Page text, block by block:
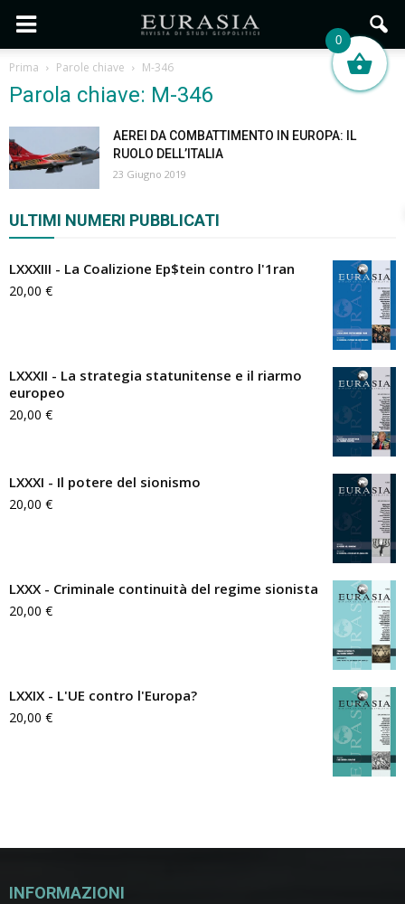
Prima Parole chiave M-346
Parola chiave: M-346
AEREI DA COMBATTIMENTO IN EUROPA: IL
RUOLO DELL’ITALIA
23 Giugno 2019
ULTIMI NUMERI PUBBLICATI
LXXXIII - La Coalizione Ep$tein contro l'1ran
20,00 €
LXXXII - La strategia statunitense e il riarmo
europeo
20,00 €
LXXXI - Il potere del sionismo
20,00 €
LXXX - Criminale continuità del regime sionista
20,00 €
LXXIX - L'UE contro l'Europa?
20,00 €
INFORMAZIONI
0